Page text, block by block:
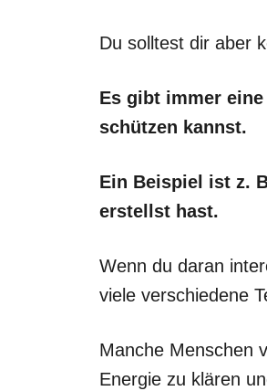
Du solltest dir aber
Es gibt immer
schützen kannst.
Ein Beispiel ist z.
erstellst hast.
Wenn du daran
viele verschiedene
Manche Menschen
Energie zu klären